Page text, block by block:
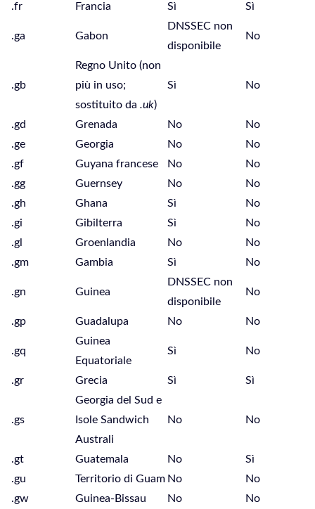
.fr
Francia Sì Sì
.ga Gabon
DNSSEC non
disponibile
No
.gb
Regno Unito (non
più in uso;
sostituito da .uk)
Sì No
.gd Grenada No
No
.ge
Georgia No
No
.gf
Guyana francese No
No
.gg
Guernsey No
No
.gh
Ghana Sì
No
.gi
Gibilterra Sì
No
.gl
Groenlandia No
No
.gm
Gambia Sì No
.gn Guinea
DNSSEC non
disponibile
No
.gp Guadalupa No No
.gq
Guinea
Equatoriale
Sì No
.gr Grecia Sì Sì
.gs
Georgia del Sud e
Isole Sandwich
Australi
No No
.gt Guatemala No
Sì
.gu
Territorio di Guam No
No
.gw
Guinea-Bissau No No